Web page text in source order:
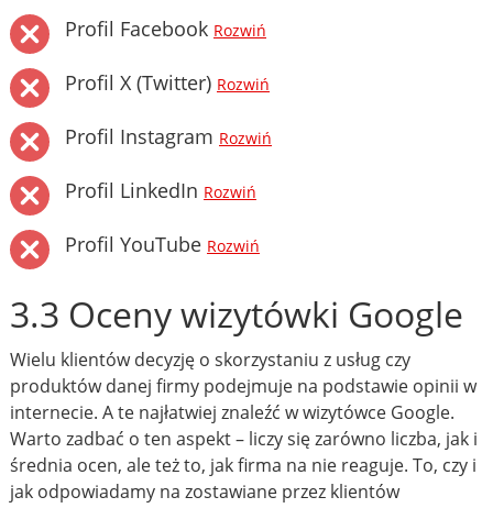
Profil Facebook Rozwiń
Profil X (Twitter) Rozwiń
Profil Instagram Rozwiń
Profil LinkedIn Rozwiń
Profil YouTube Rozwiń
3.3 Oceny wizytówki Google
Wielu klientów decyzję o skorzystaniu z usług czy
produktów danej firmy podejmuje na podstawie opinii w
internecie. A te najłatwiej znaleźć w wizytówce Google.
Warto zadbać o ten aspekt – liczy się zarówno liczba, jak i
średnia ocen, ale też to, jak firma na nie reaguje. To, czy i
jak odpowiadamy na zostawiane przez klientów